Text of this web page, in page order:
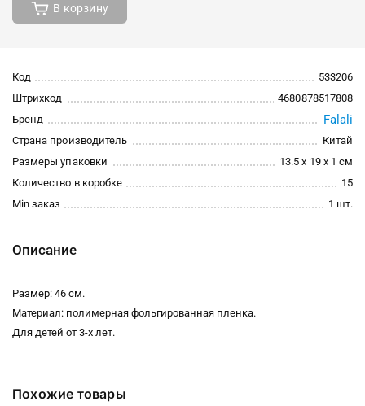
В корзину
Код
533206
Штрихкод
4680878517808
Бренд
Falali
Страна производитель
Китай
Размеры упаковки
13.5 x 19 x 1 см
Количество в коробке
15
Min заказ
1 шт.
Описание
Размер: 46 см.
Материал: полимерная фольгированная пленка.
Для детей от 3-х лет.
Похожие товары